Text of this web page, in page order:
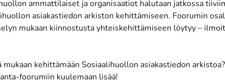
ammattilaiset ja organisaatiot halutaan jatkossa
asiakastiedon arkiston kehittämiseen. Foorumin
mukaan kiinnostusta yhteiskehittämiseen löytyy –
mukaan kehittämään Sosiaalihuollon asiakastiedon
foorumiin kuulemaan lisää!